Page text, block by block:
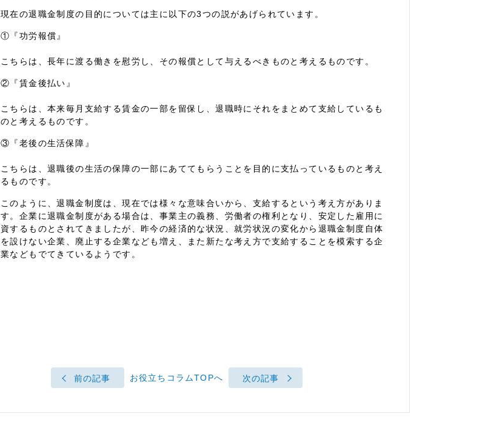
現在の退職金制度の目的については主に以下の3つの説があげられています。
①『功労報償』
こちらは、長年に渡る働きを慰労し、その報償として与えるべきものと考えるものです。
②『賃金後払い』
こちらは、本来毎月支給する賃金の一部を留保し、退職時にそれをまとめて支給しているも
のと考えるものです。
③『老後の生活保障』
こちらは、退職後の生活の保障の一部にあててもらうことを目的に支払っているものと考え
るものです。
このように、退職金制度は、現在では様々な意味合いから、支給するという考え方がありま
す。企業に退職金制度がある場合は、事業主の義務、労働者の権利となり、安定した雇用に
資するものとされてきましたが、昨今の経済的な状況、就労状況の変化から退職金制度自体
を設けない企業、廃止する企業なども増え、また新たな考え方で支給することを模索する企
業などもでてきているようです。
前の記事 お役立ちコラムTOPへ 次の記事